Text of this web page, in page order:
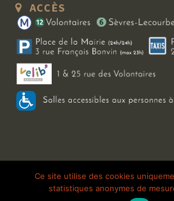
ACCÈS
Copyright 2026 Le Bal Blomet | Tous droits
Galerie photo
Ce site utilise des cookies
statistiques anonymes de